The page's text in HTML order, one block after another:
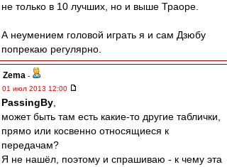
не только в 10 лучших, но и выше Траоре.
А неумением головой играть я и сам Дзюбу
попрекаю регулярно.
Zema -
01 июл 2013 12:00
PassingBy
может быть там есть какие-то другие таблички,
прямо или косвенно относящиеся к
передачам?
Я не нашёл, поэтому и спрашиваю - к чему эта